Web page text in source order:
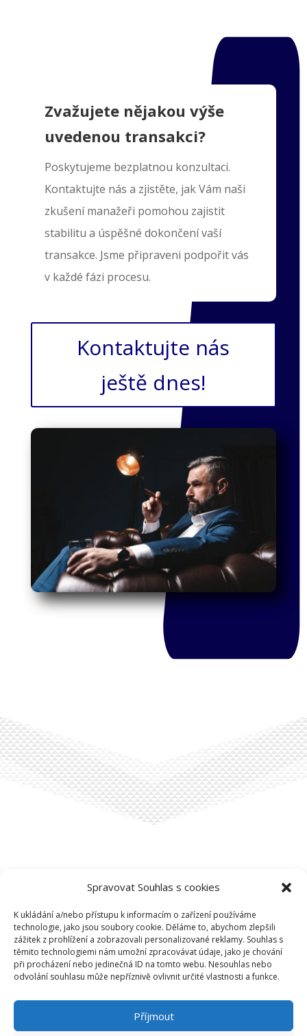
Spravovat Souhlas s cookies
K ukládání a/nebo přístupu k informacím o zařízení používáme
technologie, jako jsou soubory cookie. Děláme to, abychom zlepšili
zážitek z prohlížení a zobrazovali personalizované reklamy. Souhlas s
těmito technologiemi nám umožní zpracovávat údaje, jako je chování
při procházení nebo jedinečná ID na tomto webu. Nesouhlas nebo
odvolání souhlasu může nepříznivě ovlivnit určité vlastnosti a funkce.
Příjmout
Zvažujete nějakou výše
uvedenou transakci?
Poskytujeme bezplatnou konzultaci.
Kontaktujte nás a zjistěte, jak Vám naši
zkušení manažeři pomohou zajistit
stabilitu a úspěšné dokončení vaší
transakce. Jsme připraveni podpořit vás
v každé fázi procesu.
Kontaktujte nás
ještě dnes!
Podkovářská 674/2,
 +420 284 028 886
 info@bm4u.cz
